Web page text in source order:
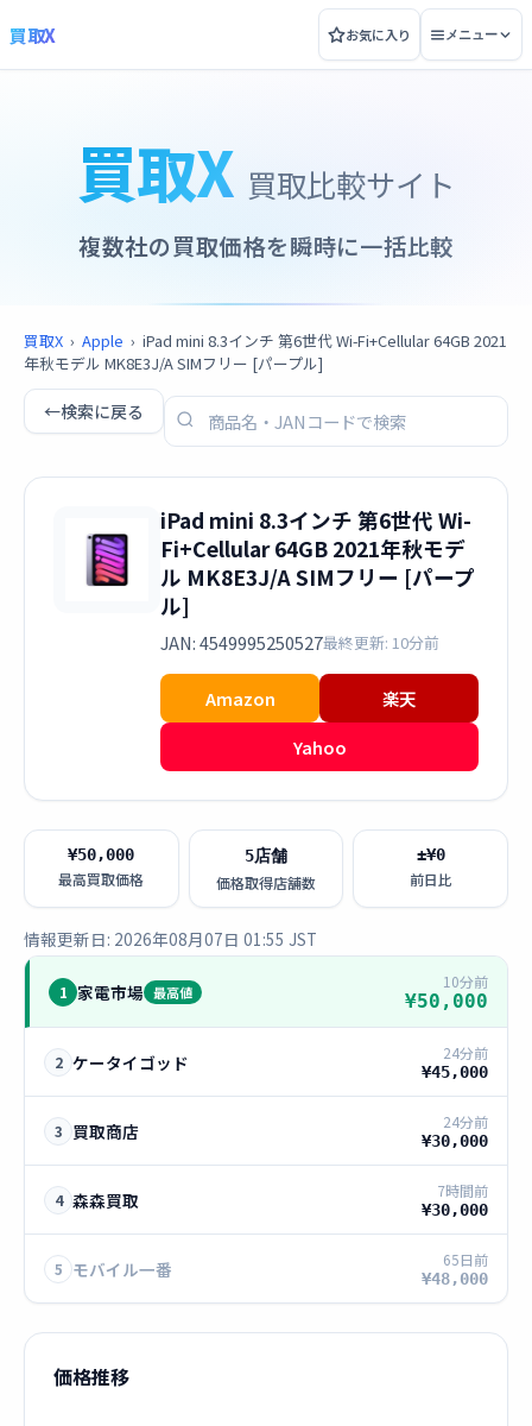
買取X お気に入り メニュー
買取X 買取比較サイト
複数社の買取価格を瞬時に一括比較
買取X › Apple › iPad mini 8.3インチ 第6世代 Wi-Fi+Cellular 64GB 2021
年秋モデル MK8E3J/A SIMフリー [パープル]
←検索に戻る
iPad mini 8.3インチ 第6世代 Wi-
Fi+Cellular 64GB 2021年秋モデ
ル MK8E3J/A SIMフリー [パープ
ル]
JAN: 4549995250527最終更新: 10分前
Amazon
楽天
Yahoo
¥50,000
最高買取価格
5店舗
価格取得店舗数
±¥0
前日比
情報更新日: 2026年08月07日 01:55 JST
1 家電市場 最高値
10分前
¥50,000
2 ケータイゴッド 24分前
¥45,000
3 買取商店 24分前
¥30,000
4 森森買取 7時間前
¥30,000
5 モバイル一番 65日前
¥48,000
価格推移